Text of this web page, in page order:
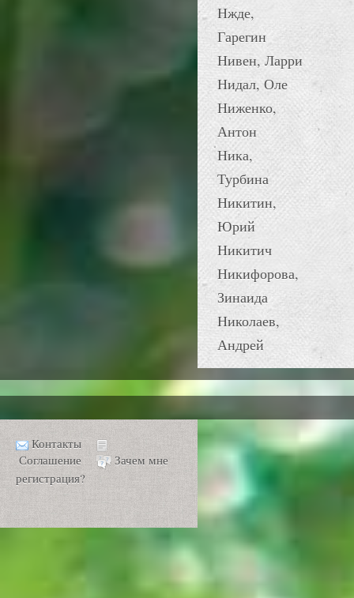
Нжде,
Гарегин
Нивен, Ларри
Нидал, Оле
Ниженко,
Антон
Ника,
Турбина
Никитин,
Юрий
Никитич
Никифорова,
Зинаида
Николаев,
Андрей
Контакты
Соглашение
Зачем мне
регистрация?